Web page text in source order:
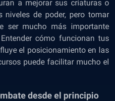
a mejorar sus criaturas o
niveles de poder, pero tomar
ser mucho más importante
cómo funcionan tus
el posicionamiento en las
puede facilitar mucho el
desde el principio